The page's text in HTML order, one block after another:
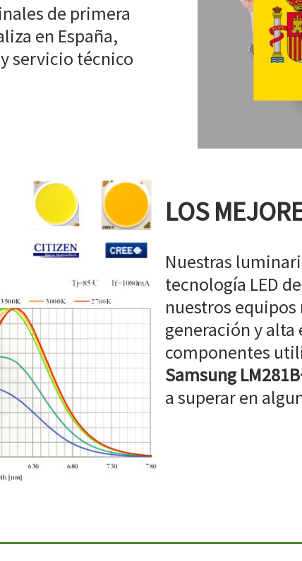
de primera
en España,
y servicio técnico
LOS
Nuestras
tecnología LED
nuestros
generación y
componentes
Samsung
a superar en